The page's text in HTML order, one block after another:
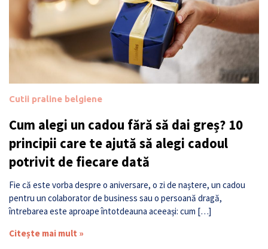
Cutii praline belgiene
Cum alegi un cadou fără să dai greș? 10
principii care te ajută să alegi cadoul
potrivit de fiecare dată
Fie că este vorba despre o aniversare, o zi de naștere, un cadou
pentru un colaborator de business sau o persoană dragă,
întrebarea este aproape întotdeauna aceeași: cum […]
Citește mai mult »